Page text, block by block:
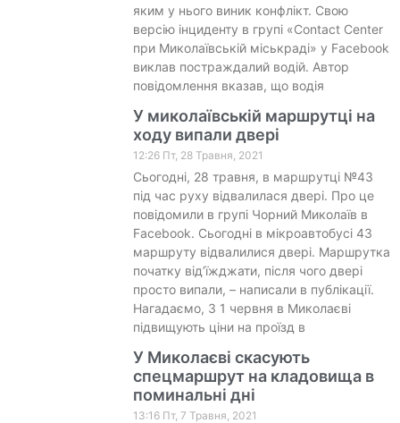
яким у нього виник конфлікт. Свою
версію інциденту в групі «Contact Center
при Миколаївській міськраді» у Facebook
виклав постраждалий водій. Автор
повідомлення вказав, що водія
У миколаївській маршрутці на
ходу випали двері
12:26 Пт, 28 Травня, 2021
Сьогодні, 28 травня, в маршрутці №43
під час руху відвалилася двері. Про це
повідомили в групі Чорний Миколаїв в
Facebook. Сьогодні в мікроавтобусі 43
маршруту відвалилися двері. Маршрутка
початку від’їжджати, після чого двері
просто випали, – написали в публікації.
Нагадаємо, З 1 червня в Миколаєві
підвищують ціни на проїзд в
У Миколаєві скасують
спецмаршрут на кладовища в
поминальні дні
13:16 Пт, 7 Травня, 2021